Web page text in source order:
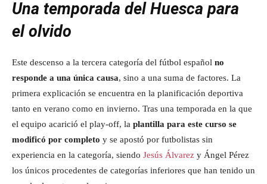
Una temporada del Huesca para
el olvido
Este descenso a la tercera categoría del fútbol español no
responde a una única causa, sino a una suma de factores. La
primera explicación se encuentra en la planificación deportiva
tanto en verano como en invierno. Tras una temporada en la que
el equipo acarició el play-off, la plantilla para este curso se
modificó por completo y se apostó por futbolistas sin
experiencia en la categoría, siendo Jesús Álvarez y Ángel Pérez
los únicos procedentes de categorías inferiores que han tenido un